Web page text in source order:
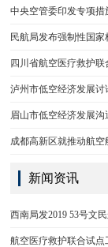
中央空管委印发专项
民航局发布强制性国
四川省航空医疗救护联
泸州市低空经济发展讨
眉山市低空经济发展沟
成都高新区就推动航
新闻资讯
西南局发2019 53号文
航空医疗救护联合试点